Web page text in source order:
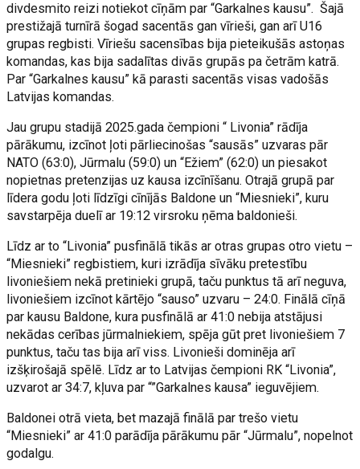
divdesmito reizi notiekot cīņām par “Garkalnes kausu”. Šajā
prestižajā turnīrā šogad sacentās gan vīrieši, gan arī U16
grupas regbisti. Vīriešu sacensības bija pieteikušās astoņas
komandas, kas bija sadalītas divās grupās pa četrām katrā.
Par “Garkalnes kausu” kā parasti sacentās visas vadošās
Latvijas komandas.
Jau grupu stadijā 2025.gada čempioni “ Livonia” rādīja
pārākumu, izcīnot ļoti pārliecinošas “sausās” uzvaras pār
NATO (63:0), Jūrmalu (59:0) un “Ežiem” (62:0) un piesakot
nopietnas pretenzijas uz kausa izcīnīšanu. Otrajā grupā par
līdera godu ļoti līdzīgi cīnījās Baldone un “Miesnieki”, kuru
savstarpēja duelī ar 19:12 virsroku ņēma baldonieši.
Līdz ar to “Livonia” pusfinālā tikās ar otras grupas otro vietu –
“Miesnieki” regbistiem, kuri izrādīja sīvāku pretestību
livoniešiem nekā pretinieki grupā, taču punktus tā arī neguva,
livoniešiem izcīnot kārtējo “sauso” uzvaru – 24:0. Finālā cīņā
par kausu Baldone, kura pusfinālā ar 41:0 nebija atstājusi
nekādas cerības jūrmalniekiem, spēja gūt pret livoniešiem 7
punktus, taču tas bija arī viss. Livonieši dominēja arī
izšķirošajā spēlē. Līdz ar to Latvijas čempioni RK “Livonia”,
uzvarot ar 34:7, kļuva par “”Garkalnes kausa” ieguvējiem.
Baldonei otrā vieta, bet mazajā finālā par trešo vietu
“Miesnieki” ar 41:0 parādīja pārākumu pār “Jūrmalu”, nopelnot
godalgu.